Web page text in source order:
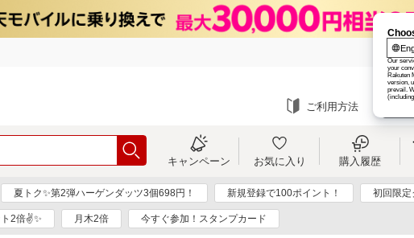
ご利用方法
キャンペーン お気に入り 購入履歴
夏トク✨第2弾ハーゲンダッツ3個698円！ 新規登録で100ポイント！ 初回限定
2倍✌✨ 月木2倍 今すぐ参加！スタンプカード